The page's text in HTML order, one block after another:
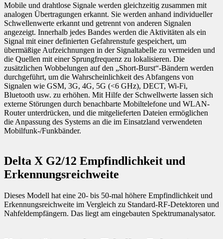
Mobile und drahtlose Signale werden gleichzeitig zusammen mit
analogen Übertragungen erkannt. Sie werden anhand individueller
Schwellenwerte erkannt und getrennt von anderen Signalen
angezeigt. Innerhalb jedes Bandes werden die Aktivitäten als ein
Signal mit einer definierten Gefahrenstufe gespeichert, um
übermäßige Aufzeichnungen in der Signaltabelle zu vermeiden und
die Quellen mit einer Sprungfrequenz zu lokalisieren. Die
zusätzlichen Wobbelungen auf den „Short-Burst“-Bändern werden
durchgeführt, um die Wahrscheinlichkeit des Abfangens von
Signalen wie GSM, 3G, 4G, 5G (<6 GHz), DECT, Wi-Fi,
Bluetooth usw. zu erhöhen. Mit Hilfe der Schwellwerte lassen sich
externe Störungen durch benachbarte Mobiltelefone und WLAN-
Router unterdrücken, und die mitgelieferten Dateien ermöglichen
die Anpassung des Systems an die im Einsatzland verwendeten
Mobilfunk-/Funkbänder.
Delta X G2/12 Empfindlichkeit und
Erkennungsreichweite
Dieses Modell hat eine 20- bis 50-mal höhere Empfindlichkeit und
Erkennungsreichweite im Vergleich zu Standard-RF-Detektoren und
Nahfeldempfängern. Das liegt am eingebauten Spektrumanalysator.